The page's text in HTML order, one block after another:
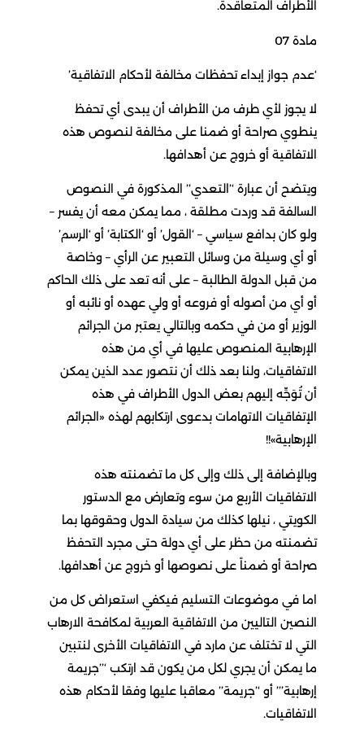
الأطراف المتعاقدة.
مادة 07
‘عدم جواز إبداء تحفظات مخالفة لأحكام الاتفاقية’
لا يجوز لأي طرف من الأطراف أن يبدى أي تحفظ
ينطوي صراحة أو ضمنا على مخالفة لنصوص هذه
الاتفاقية أو خروج عن أهدافها.
ويتضح أن عبارة ‘’التعدي’’ المذكورة في النصوص
السالفة قد وردت مطلقة ، مما يمكن معه أن يفسر –
ولو كان بدافع سياسي – ‘القول’ أو ‘الكتابة’ أو ‘الرسم’
أو أي وسيلة من وسائل التعبير عن الرأي – وخاصة
من قبل الدولة الطالبة – على أنه تعد على ذلك الحاكم
أو أي من أصوله أو فروعه أو ولي عهده أو نائبه أو
الوزير أو من في حكمه وبالتالي يعتبر من الجرائم
الإرهابية المنصوص عليها في أي من هذه
الاتفاقيات، ولنا بعد ذلك أن نتصور عدد الذين يمكن
أن تُوَجِّه إليهم بعض الدول الأطراف في هذه
الإتفاقيات الاتهامات بدعوى ارتكابهم لهذه «الجرائم
الإرهابية»!!
وبالإضافة إلى ذلك وإلى كل ما تضمنته هذه
الاتفاقيات الأربع من سوء وتعارض مع الدستور
الكويتي ، نيلها كذلك من سيادة الدول وحقوقها بما
تضمنته من حظر على أي دولة حتى مجرد التحفظ
صراحة أو ضمناً على نصوصها أو خروج عن أهدافها.
اما في موضوعات التسليم فيكفي استعراض كل من
النصين التاليين من الاتفاقية العربية لمكافحة الارهاب
التي لا تختلف عن مارد في الاتفاقيات الأخرى لنتبين
ما يمكن أن يجري لكل من يكون قد ارتكب ‘’’جريمة
إرهابية’’’ أو ‘’جريمة’’ معاقبا عليها وفقا لأحكام هذه
الاتفاقيات.